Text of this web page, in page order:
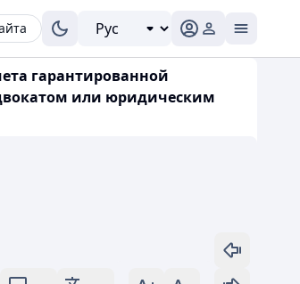
гарантированной
или юридическим